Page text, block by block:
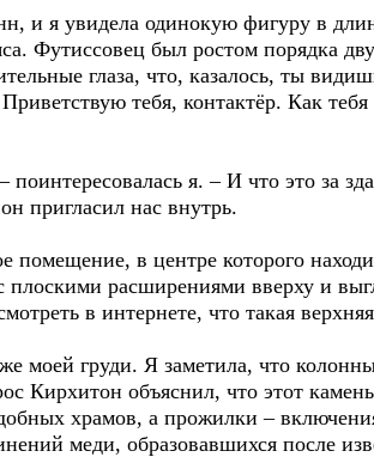
и я увидела одинокую фигуру в
Футиссовец был ростом порядка
глаза, что, казалось, ты
тебя, контактёр. Как тебя
я. – И что это за
пригласил нас внутрь.
в центре которого
расширениями вверху и
в интернете, что такая
моей груди. Я заметила, что
Кирхитон объяснил, что этот
храмов, а прожилки –
меди, образовавшихся после